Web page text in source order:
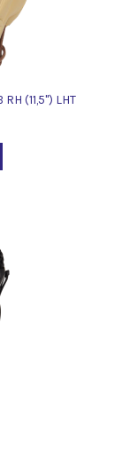
(11,5") LHT